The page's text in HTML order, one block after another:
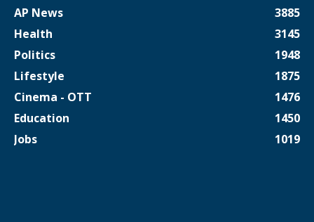
AP News
3885
Health
3145
Politics
1948
Lifestyle
1875
Cinema - OTT
1476
Education
1450
Jobs
1019